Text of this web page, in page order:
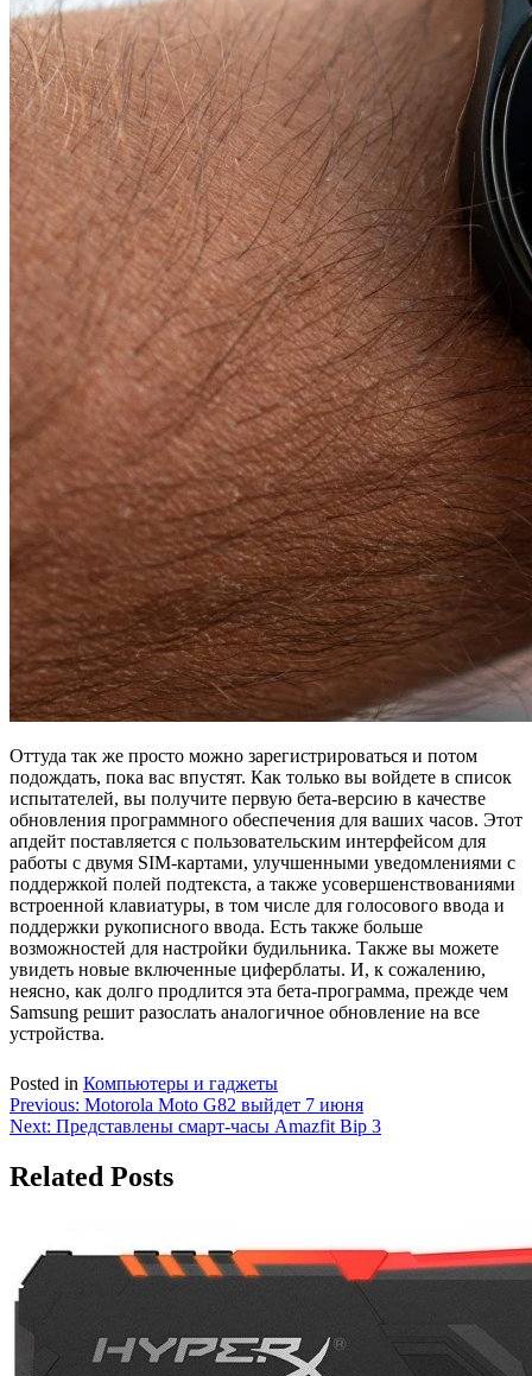
Оттуда так же просто можно зарегистрироваться и потом
подождать, пока вас впустят. Как только вы войдете в список
испытателей, вы получите первую бета-версию в качестве
обновления программного обеспечения для ваших часов. Этот
апдейт поставляется с пользовательским интерфейсом для
работы с двумя SIM-картами, улучшенными уведомлениями с
поддержкой полей подтекста, а также усовершенствованиями
встроенной клавиатуры, в том числе для голосового ввода и
поддержки рукописного ввода. Есть также больше
возможностей для настройки будильника. Также вы можете
увидеть новые включенные циферблаты. И, к сожалению,
неясно, как долго продлится эта бета-программа, прежде чем
Samsung решит разослать аналогичное обновление на все
устройства.
Posted in Компьютеры и гаджеты
Навигация
по
записям
Previous: Motorola Moto G82 выйдет 7 июня
Next: Представлены смарт-часы Amazfit Bip 3
Related Posts